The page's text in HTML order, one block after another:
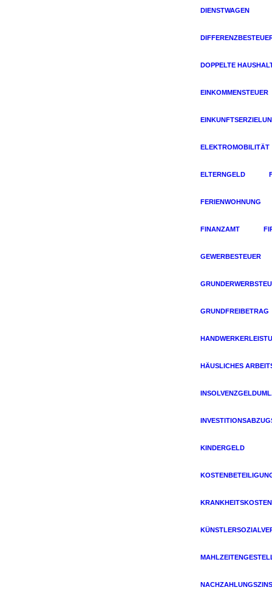
DIENSTWAGEN
DOPPELTE
EINKOMMENSTEUER
ELEKTROMOBILITÄT
ELTERNGELD
FERIENWOHNUNG
FINANZAMT
GEWERBESTEUER
GRUNDFREIBETRAG
HÄUSLICHES
KINDERGELD
KRANKHEITSKOSTEN